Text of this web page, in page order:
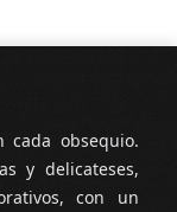
cada obsequio.
y delicateses,
con un